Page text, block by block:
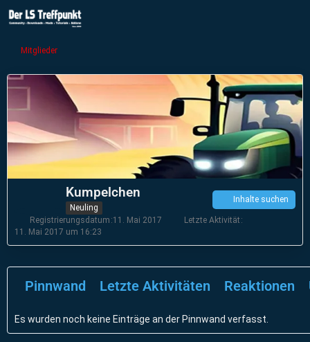
Mitglieder
Kumpelchen
Neuling
Inhalte suchen
Registrierungsdatum 11. Mai 2017
Letzte Aktivität
11. Mai 2017 um 16:23
Pinnwand Letzte Aktivitäten Reaktionen
Es wurden noch keine Einträge an der Pinnwand verfasst.